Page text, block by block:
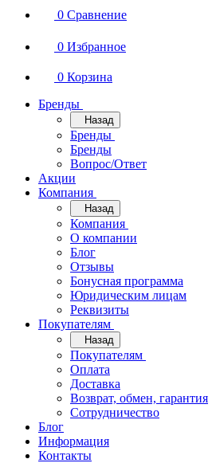
0 Сравнение
0 Избранное
0 Корзина
Бренды
Назад
Бренды
Бренды
Вопрос/Ответ
Акции
Компания
Назад
Компания
О компании
Блог
Отзывы
Бонусная программа
Юридическим лицам
Реквизиты
Покупателям
Назад
Покупателям
Оплата
Доставка
Возврат, обмен, гарантия
Сотрудничество
Блог
Информация
Контакты